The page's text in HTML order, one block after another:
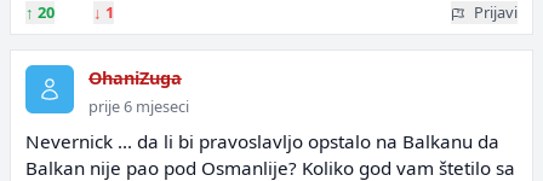
↑ 20 ↓ 1 Prijavi
OhaniZuga
prije 6 mjeseci
Nevernick ... da li bi pravoslavljo opstalo na Balkanu da
Balkan nije pao pod Osmanlije? Koliko god vam štetilo sa